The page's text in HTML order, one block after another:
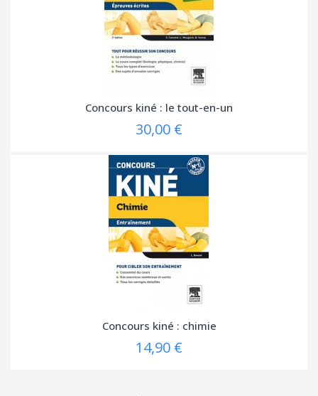
Concours kiné : le tout-en-un
30,00 €
Concours kiné : chimie
14,90 €